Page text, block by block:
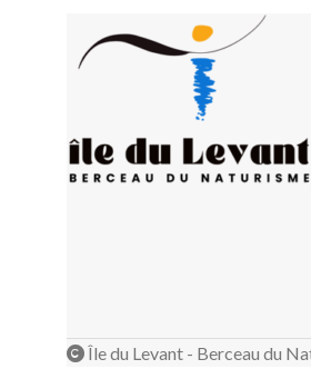
Île du Levant - Berceau du